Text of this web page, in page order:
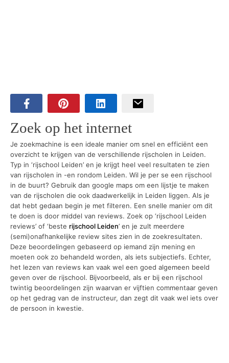
Zoek op het internet
Je zoekmachine is een ideale manier om snel en efficiënt een
overzicht te krijgen van de verschillende rijscholen in Leiden.
Typ in ‘rijschool Leiden’ en je krijgt heel veel resultaten te zien
van rijscholen in -en rondom Leiden. Wil je per se een rijschool
in de buurt? Gebruik dan google maps om een lijstje te maken
van de rijscholen die ook daadwerkelijk in Leiden liggen. Als je
dat hebt gedaan begin je met filteren. Een snelle manier om dit
te doen is door middel van reviews. Zoek op ‘rijschool Leiden
reviews’ of ‘beste rijschool Leiden’ en je zult meerdere
(semi)onafhankelijke review sites zien in de zoekresultaten.
Deze beoordelingen gebaseerd op iemand zijn mening en
moeten ook zo behandeld worden, als iets subjectiefs. Echter,
het lezen van reviews kan vaak wel een goed algemeen beeld
geven over de rijschool. Bijvoorbeeld, als er bij een rijschool
twintig beoordelingen zijn waarvan er vijftien commentaar geven
op het gedrag van de instructeur, dan zegt dit vaak wel iets over
de persoon in kwestie.